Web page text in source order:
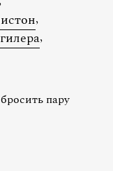
,
,
пару